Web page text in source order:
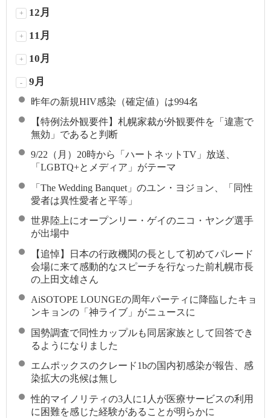
+ 12月
+ 11月
+ 10月
- 9月
昨年の新規HIV感染（確定値）は994名
【特例法外観要件】札幌家裁が外観要件を「違憲で
無効」であると判断
9/22（月）20時から「ハートネットTV」放送、
「LGBTQ+とメディア」がテーマ
「The Wedding Banquet」のユン・ヨジョン、「同性
愛者は異性愛者と平等」
世界陸上にオープンリー・ゲイのニコ・ヤング選手
が出場中
【追悼】日本の行政機関の長として初めてパレード
会場に来て感動的なスピーチを行なった前札幌市長
の上田文雄さん
AiSOTOPE LOUNGEの周年パーティに降臨したキョ
ンキョンの「神ライブ」がニュースに
国勢調査で同性カップルも同居家族として回答でき
るようになりました
エムポックスのクレード1bの国内初感染が報告、感
染拡大の兆候は無し
性的マイノリティの3人に1人が医療サービスの利用
に困難を感じた経験があることが明らかに